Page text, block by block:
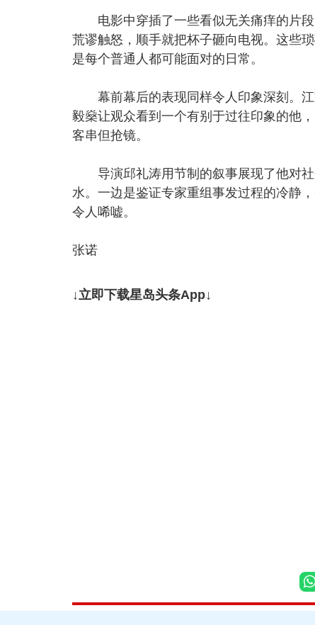
电影中穿插了一些看似无关痛痒的片段
荒谬触怒，顺手就把杯子砸向电视。这些
是每个普通人都可能面对的日常。
幕前幕后的表现同样令人印象深刻。江
毅燊让观众看到一个有别于过往印象的他
客串但抢镜。
导演邱礼涛用节制的叙事展现了他对社
水。一边是鉴证专家重组事发过程的冷静
令人唏嘘。
张诺
↓立即下载星岛头条App↓